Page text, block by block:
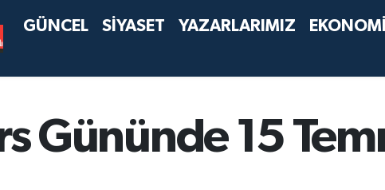
GÜNCEL SİYASET YAZARLARIMIZ EKONOMİ
Gününde 15